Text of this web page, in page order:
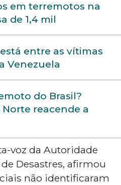
em terremotos na
de 1,4 mil
entre as vítimas
Venezuela
do Brasil?
reacende a
voz da Autoridade
Desastres, afirmou
não identificaram